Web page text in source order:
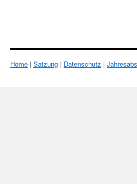
Home | Satzung | Datenschutz |